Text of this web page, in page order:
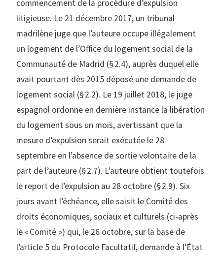
commencement de la procédure d’expulsion
litigieuse. Le 21 décembre 2017, un tribunal
madrilène juge que l’auteure occupe illégalement
un logement de l’Office du logement social de la
Communauté de Madrid (§ 2.4), auprès duquel elle
avait pourtant dès 2015 déposé une demande de
logement social (§ 2.2). Le 19 juillet 2018, le juge
espagnol ordonne en dernière instance la libération
du logement sous un mois, avertissant que la
mesure d’expulsion serait exécutée le 28
septembre en l’absence de sortie volontaire de la
part de l’auteure (§ 2.7). L’auteure obtient toutefois
le report de l’expulsion au 28 octobre (§ 2.9). Six
jours avant l’échéance, elle saisit le Comité des
droits économiques, sociaux et culturels (ci-après
le « Comité ») qui, le 26 octobre, sur la base de
l’article 5 du Protocole Facultatif, demande à l’État